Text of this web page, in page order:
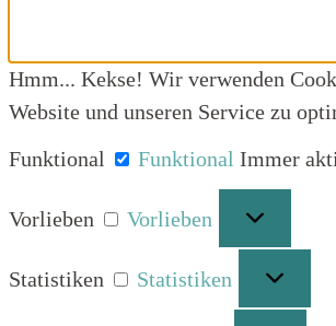
Hmm... Kekse! Wir verwenden
Website und unseren Service zu
Funktional
Funktional Immer
Vorlieben Vorlieben
Statistiken Statistiken